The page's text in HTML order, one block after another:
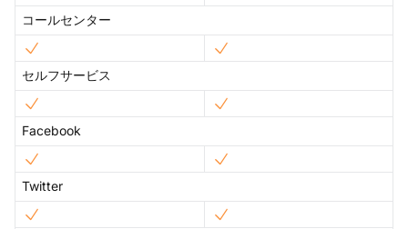
コールセンター
セルフサービス
Facebook
Twitter